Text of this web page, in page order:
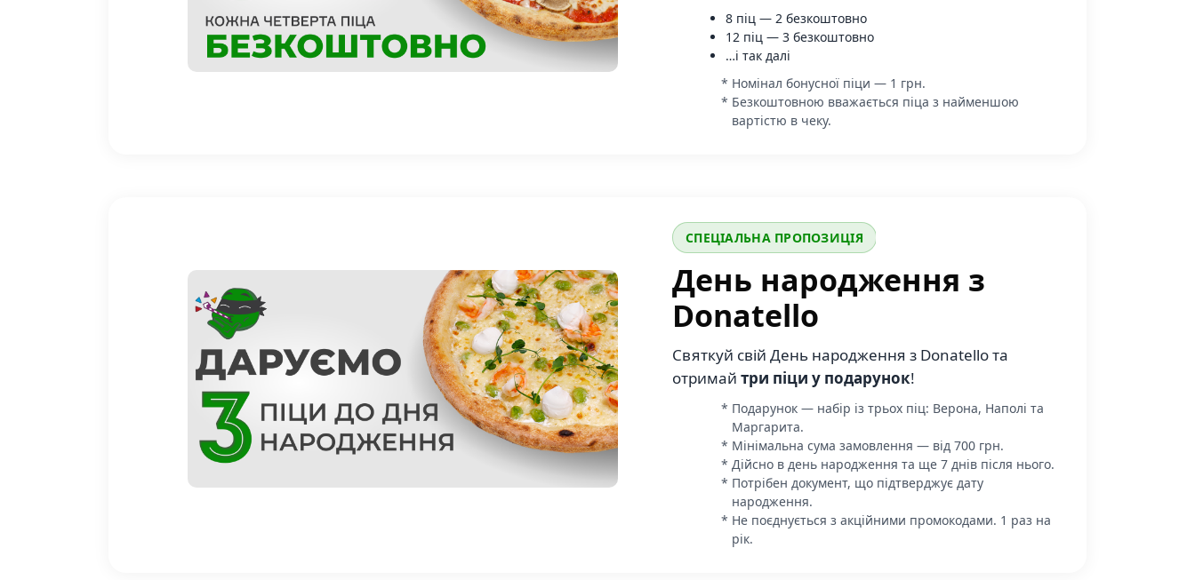
8 піц — 2 безкоштовно
12 піц — 3 безкоштовно
…і так далі
Номінал бонусної піци — 1 грн.
Безкоштовною вважається піца з найменшою
вартістю в чеку.
СПЕЦІАЛЬНА ПРОПОЗИЦІЯ
День народження з
Donatello
Святкуй свій День народження з Donatello та
отримай три піци у подарунок!
Подарунок — набір із трьох піц: Верона, Наполі та
Маргарита.
Мінімальна сума замовлення — від 700 грн.
Дійсно в день народження та ще 7 днів після нього.
Потрібен документ, що підтверджує дату
народження.
Не поєднується з акційними промокодами. 1 раз на
рік.